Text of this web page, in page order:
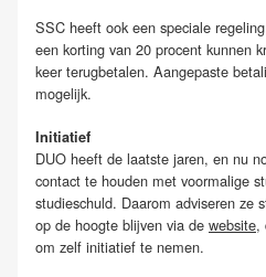
SSC heeft ook een speciale
een korting van 20 procent kunnen
keer terugbetalen. Aangepaste
mogelijk.
Initiatief
DUO heeft de laatste jaren, en nu
contact te houden met voormalige
studieschuld. Daarom adviseren ze
op de hoogte blijven via de website,
om zelf initiatief te nemen.